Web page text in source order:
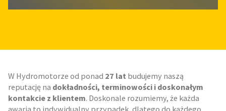
W Hydromotorze od ponad 27 lat budujemy naszą
reputację na dokładności, terminowości i doskonałym
kontakcie z klientem. Doskonale rozumiemy, że każda
awaria to indywidualny przypadek, dlatego do każdego